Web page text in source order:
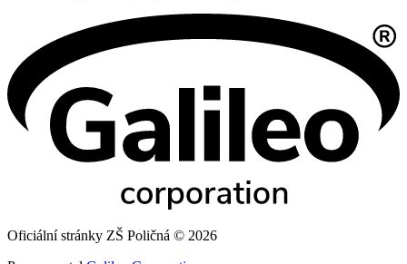
Oficiální stránky ZŠ Poličná © 2026